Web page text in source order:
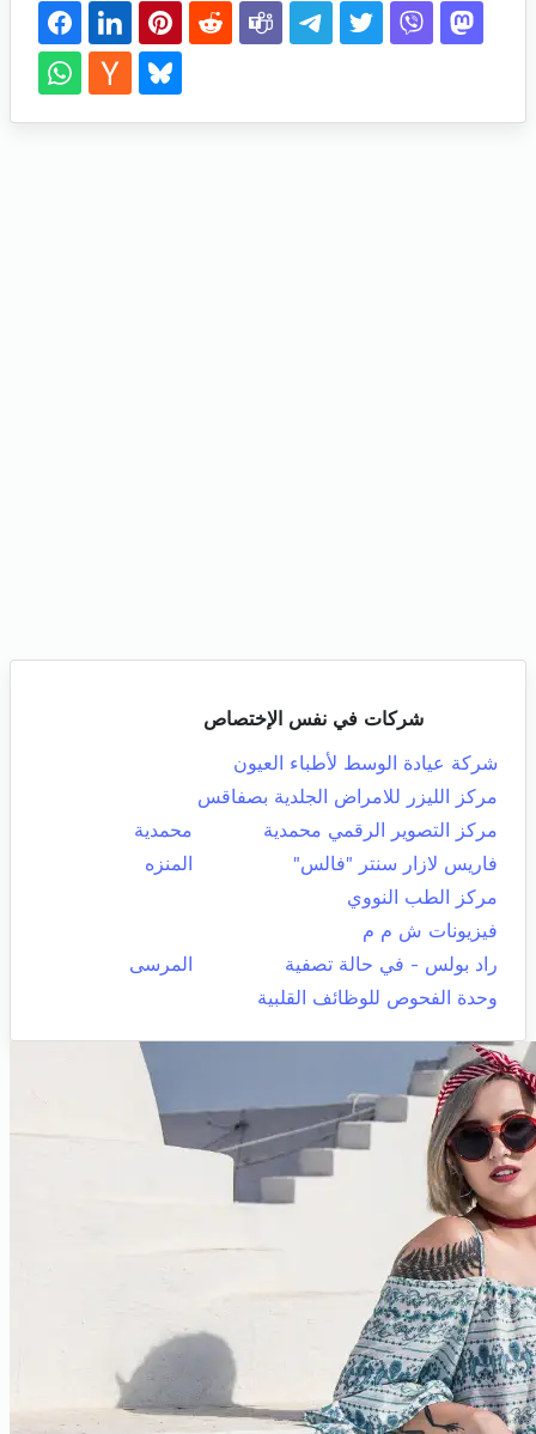
شركات في نفس الإختصاص
شركة عيادة الوسط لأطباء العيون
مركز الليزر للامراض الجلدية بصفاقس
مركز التصوير الرقمي محمدية
محمدية
فاريس لازار سنتر "فالس"
المنزه
مركز الطب النووي
فيزيونات ش م م
راد بولس - في حالة تصفية
المرسى
وحدة الفحوص للوظائف القلبية